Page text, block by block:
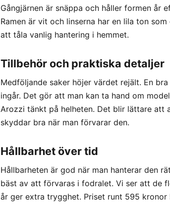
Gångjärnen är snäppa och håller formen år
Ramen är vit och linserna har en lila ton
att tåla vanlig hantering i hemmet.
Tillbehör och praktiska detaljer
Medföljande saker höjer värdet rejält. En
ingår. Det gör att man kan ta hand om
Arozzi tänkt på helheten. Det blir lättare att
skyddar bra när man förvarar den.
Hållbarhet över tid
Hållbarheten är god när man hanterar den
bäst av att förvaras i fodralet. Vi ser att de
år ger extra trygghet. Priset runt 595